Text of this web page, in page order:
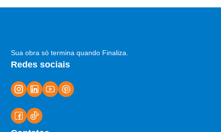
Sua obra só termina quando Finaliza.
Redes sociais